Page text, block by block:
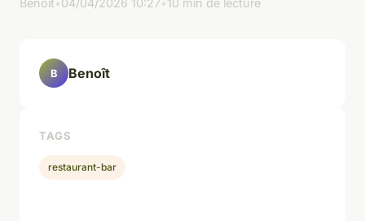
Benoît•04/04/2026 10:27•10 min de lecture
B Benoît
TAGS
restaurant-bar